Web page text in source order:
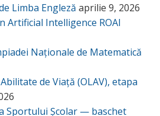
Limba Engleză aprilie 9, 2026
Artificial Intelligence ROAI
Naționale de Matematică
de Viață (OLAV), etapa
Sportului Școlar — baschet